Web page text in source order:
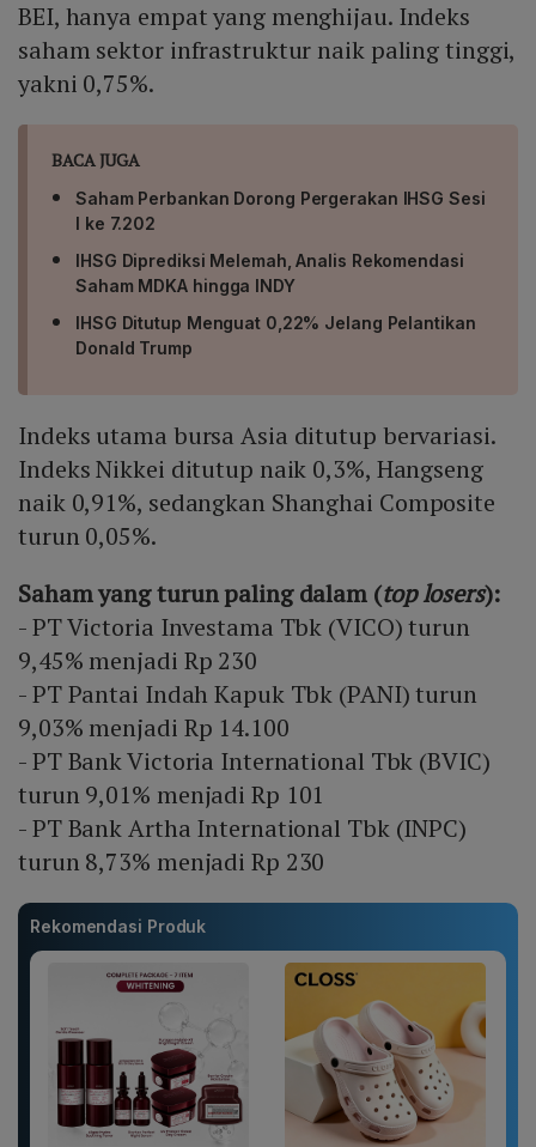
BEI, hanya empat yang menghijau. Indeks
saham sektor infrastruktur naik paling tinggi,
yakni 0,75%.
BACA JUGA
Saham Perbankan Dorong Pergerakan IHSG Sesi
I ke 7.202
IHSG Diprediksi Melemah, Analis Rekomendasi
Saham MDKA hingga INDY
IHSG Ditutup Menguat 0,22% Jelang Pelantikan
Donald Trump
Indeks utama bursa Asia ditutup bervariasi.
Indeks Nikkei ditutup naik 0,3%, Hangseng
naik 0,91%, sedangkan Shanghai Composite
turun 0,05%.
Saham yang turun paling dalam (top losers):
- PT Victoria Investama Tbk (VICO) turun
9,45% menjadi Rp 230
- PT Pantai Indah Kapuk Tbk (PANI) turun
9,03% menjadi Rp 14.100
- PT Bank Victoria International Tbk (BVIC)
turun 9,01% menjadi Rp 101
- PT Bank Artha International Tbk (INPC)
turun 8,73% menjadi Rp 230
Rekomendasi Produk